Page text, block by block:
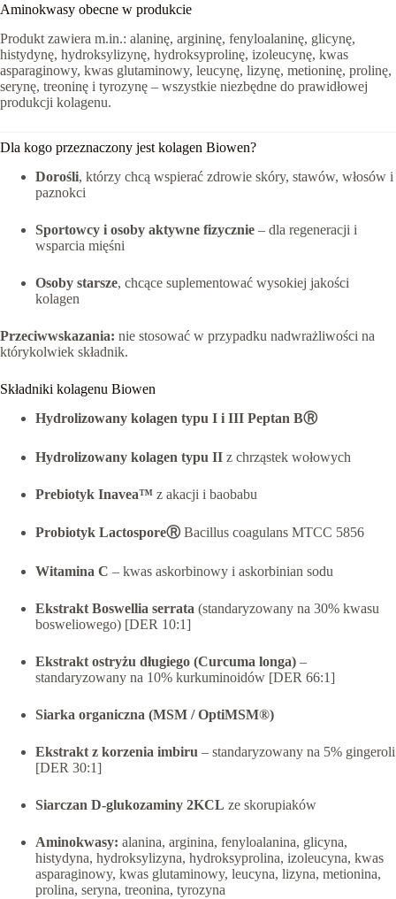
Aminokwasy obecne w produkcie
Produkt zawiera m.in.: alaninę, argininę, fenyloalaninę, glicynę,
histydynę, hydroksylizynę, hydroksyprolinę, izoleucynę, kwas
asparaginowy, kwas glutaminowy, leucynę, lizynę, metioninę, prolinę,
serynę, treoninę i tyrozynę – wszystkie niezbędne do prawidłowej
produkcji kolagenu.
Dla kogo przeznaczony jest kolagen Biowen?
Dorośli, którzy chcą wspierać zdrowie skóry, stawów, włosów i
paznokci
Sportowcy i osoby aktywne fizycznie – dla regeneracji i
wsparcia mięśni
Osoby starsze, chcące suplementować wysokiej jakości
kolagen
Przeciwwskazania: nie stosować w przypadku nadwrażliwości na
którykolwiek składnik.
Składniki kolagenu Biowen
Hydrolizowany kolagen typu I i III Peptan BⓇ
Hydrolizowany kolagen typu II z chrząstek wołowych
Prebiotyk Inavea™ z akacji i baobabu
Probiotyk LactosporeⓇBacillus coagulans MTCC 5856
Witamina C – kwas askorbinowy i askorbinian sodu
Ekstrakt Boswellia serrata (standaryzowany na 30% kwasu
bosweliowego) [DER 10:1]
Ekstrakt ostryżu długiego (Curcuma longa) –
standaryzowany na 10% kurkuminoidów [DER 66:1]
Siarka organiczna (MSM / OptiMSM®)
Ekstrakt z korzenia imbiru – standaryzowany na 5% gingeroli
[DER 30:1]
Siarczan D-glukozaminy 2KCL ze skorupiaków
Aminokwasy: alanina, arginina, fenyloalanina, glicyna,
histydyna, hydroksylizyna, hydroksyprolina, izoleucyna, kwas
asparaginowy, kwas glutaminowy, leucyna, lizyna, metionina,
prolina, seryna, treonina, tyrozyna